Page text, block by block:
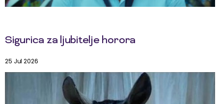
Sigurica za ljubitelje horora
25 Jul 2026